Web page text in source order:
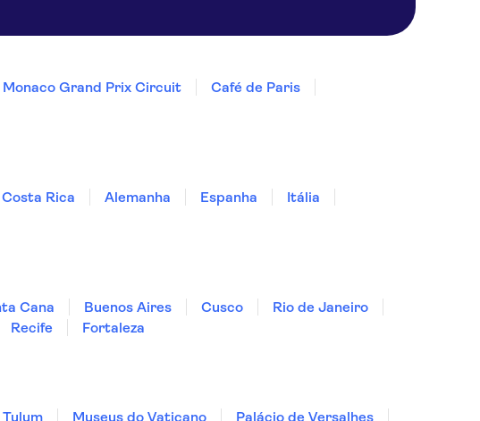
Monaco Grand Prix Circuit
Café de Paris
Costa Rica Alemanha Espanha
Itália
Cana Buenos Aires Cusco
Rio de Janeiro
Recife
Fortaleza
Tulum Museus do Vaticano Palácio de Versalhes